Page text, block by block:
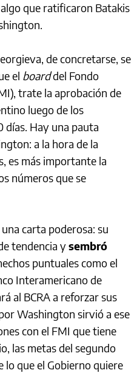
que ratificaron Batakis
de concretarse, se
el boarddel Fondo
trate la aprobación de
luego de los
días. Hay una pauta
a la hora de la
es más importante la
números que se
carta poderosa: su
tendencia ysembró
puntuales como el
Interamericano de
al BCRA a reforzar sus
Washington sirvió a ese
con el FMI que tiene
las metas del segundo
que el Gobierno quiere